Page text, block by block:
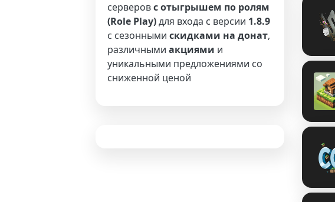
серверовс отыгрышем по ролям
(Role Play)для входа с версии 1.8.9
с сезонными скидками на донат,
различными акциями и
уникальными предложениями со
сниженной ценой